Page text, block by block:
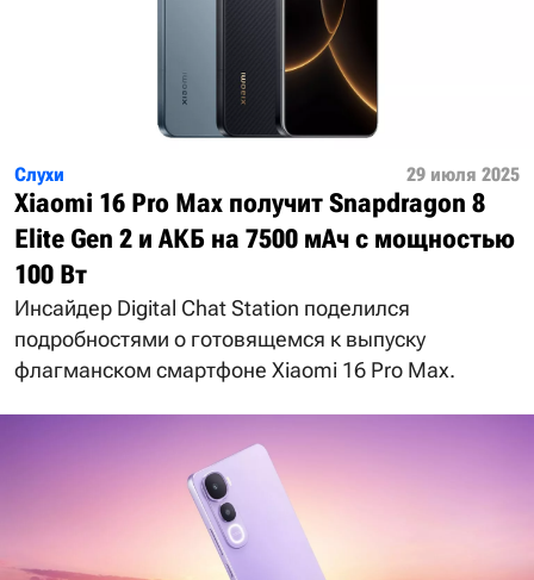
Слухи 29 июля 2025
Xiaomi 16 Pro Max получит Snapdragon 8
Elite Gen 2 и АКБ на 7500 мАч с мощностью
100 Вт
Инсайдер Digital Chat Station поделился
подробностями о готовящемся к выпуску
флагманском смартфоне Xiaomi 16 Pro Max.